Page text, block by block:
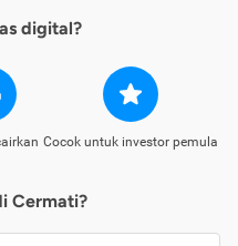
digital?
Cocok untuk investor pemula
Cermati?